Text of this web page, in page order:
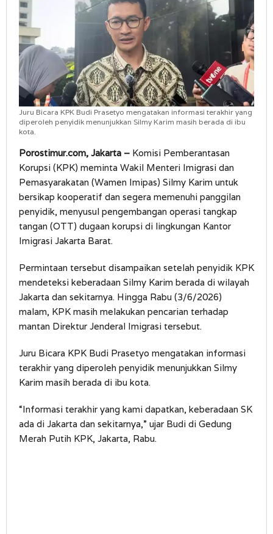
Juru Bicara KPK Budi Prasetyo mengatakan informasi terakhir yang
diperoleh penyidik menunjukkan Silmy Karim masih berada di ibu
kota.
Porostimur.com, Jakarta – Komisi Pemberantasan
Korupsi (KPK) meminta Wakil Menteri Imigrasi dan
Pemasyarakatan (Wamen Imipas) Silmy Karim untuk
bersikap kooperatif dan segera memenuhi panggilan
penyidik, menyusul pengembangan operasi tangkap
tangan (OTT) dugaan korupsi di lingkungan Kantor
Imigrasi Jakarta Barat.
Permintaan tersebut disampaikan setelah penyidik KPK
mendeteksi keberadaan Silmy Karim berada di wilayah
Jakarta dan sekitarnya. Hingga Rabu (3/6/2026)
malam, KPK masih melakukan pencarian terhadap
mantan Direktur Jenderal Imigrasi tersebut.
Juru Bicara KPK Budi Prasetyo mengatakan informasi
terakhir yang diperoleh penyidik menunjukkan Silmy
Karim masih berada di ibu kota.
“Informasi terakhir yang kami dapatkan, keberadaan SK
ada di Jakarta dan sekitarnya,” ujar Budi di Gedung
Merah Putih KPK, Jakarta, Rabu.